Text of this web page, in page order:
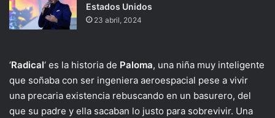
Estados Unidos
23 abril, 2024
‘Radical‘ es la historia de Paloma, una niña muy inteligente
que soñaba con ser ingeniera aeroespacial pese a vivir
una precaria existencia rebuscando en un basurero, del
que su padre y ella sacaban lo justo para sobrevivir. Una